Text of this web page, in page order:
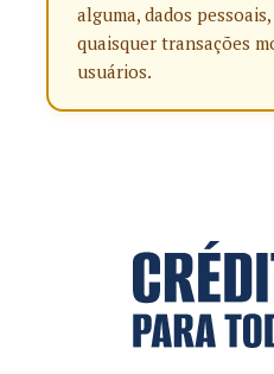
alguma, dados
quaisquer transações
usuários.